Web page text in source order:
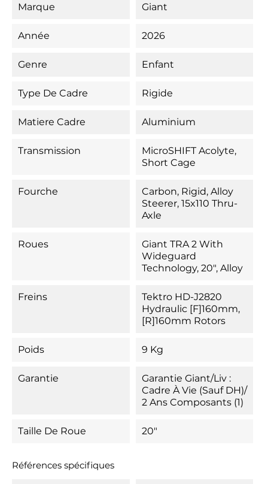
Marque Giant
Année 2026
Genre Enfant
Type De Cadre Rigide
Matiere Cadre Aluminium
Transmission
MicroSHIFT Acolyte,
Short Cage
Fourche
Carbon, Rigid, Alloy
Steerer, 15x110 Thru-
Axle
Roues
Giant TRA 2 With
Wideguard
Technology, 20", Alloy
Freins
Tektro HD-J2820
Hydraulic [F]160mm,
[R]160mm Rotors
Poids 9 Kg
Garantie
Garantie Giant/Liv :
Cadre À Vie (sauf DH)/
2 Ans Composants (1)
Taille De Roue 20"
Références spécifiques